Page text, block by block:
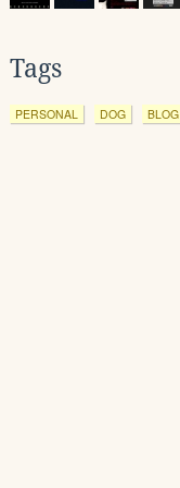
Tags
PERSONAL DOG BLOG